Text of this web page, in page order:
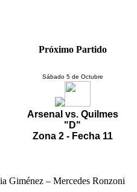
Próximo Partido
Sábado 5 de Octubre
Arsenal vs. Quilmes
"D"
Zona 2 - Fecha 11
Giménez – Mercedes Ronzoni